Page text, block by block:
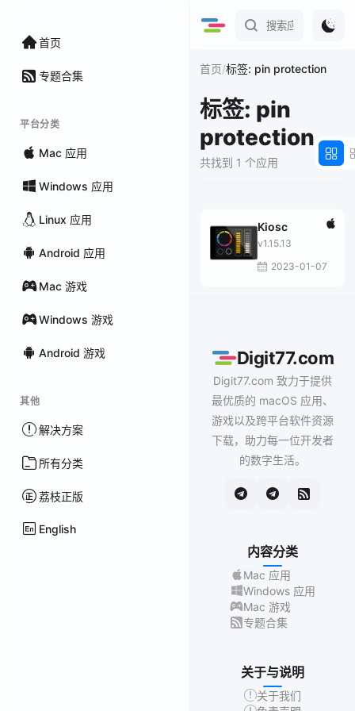
首页
专题合集
平台分类
Mac 应用
Windows 应用
Linux 应用
Android 应用
Mac 游戏
Windows 游戏
Android 游戏
其他
解决方案
所有分类
荔枝正版
English
首页/标签: pin protection
标签: pin
protection
共找到 1 个应用
Kiosc
v1.15.13
2023-01-07
Digit77.com
Digit77.com 致力于提供
最优质的 macOS 应用、
游戏以及跨平台软件资源
下载，助力每一位开发者
的数字生活。
内容分类
Mac 应用
Windows 应用
Mac 游戏
专题合集
关于与说明
关于我们